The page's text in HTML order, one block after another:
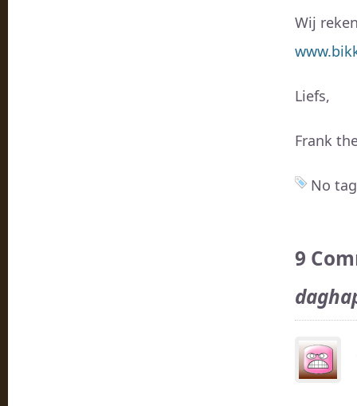
Wij
Liefs,
Frank
No
9